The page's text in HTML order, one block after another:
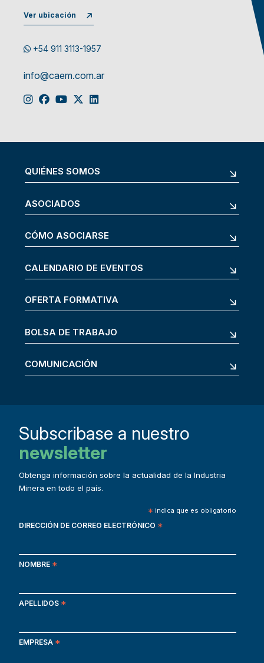
Ver ubicación
+54 911 3113-1957
info@caem.com.ar
QUIÉNES SOMOS
ASOCIADOS
CÓMO ASOCIARSE
CALENDARIO DE EVENTOS
OFERTA FORMATIVA
BOLSA DE TRABAJO
COMUNICACIÓN
Subscribase a nuestro
newsletter
Obtenga información sobre la actualidad de la Industria
Minera en todo el país.
* indica que es obligatorio
DIRECCIÓN DE CORREO ELECTRÓNICO *
NOMBRE *
APELLIDOS *
EMPRESA *